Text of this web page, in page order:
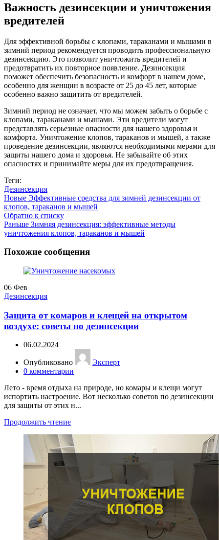
Важность дезинсекции и уничтожения
вредителей
Для эффективной борьбы с клопами, тараканами и мышами в
зимний период рекомендуется проводить профессиональную
дезинсекцию. Это позволит уничтожить вредителей и
предотвратить их повторное появление. Дезинсекция
поможет обеспечить безопасность и комфорт в нашем доме,
особенно для женщин в возрасте от 25 до 45 лет, которые
особенно важно защитить от вредителей.
Зимний период не означает, что мы можем забыть о борьбе с
клопами, тараканами и мышами. Эти вредители могут
представлять серьезные опасности для нашего здоровья и
комфорта. Уничтожение клопов, тараканов и мышей, а также
проведение дезинсекции, являются необходимыми мерами для
защиты нашего дома и здоровья. Не забывайте об этих
опасностях и принимайте меры для их предотвращения.
Теги:
Дезинсекция
Новые Эффективные средства для зимней дезинсекции от
клопов, тараканов и мышей
Обратно к списку
Раньше Зимняя дезинсекция: эффективные методы
уничтожения клопов, тараканов и мышей
Похожие сообщения
06 Фев
Дезинсекция
Защита от комаров и клещей на открытом
воздухе: советы по дезинсекции
06.02.2024
Опубликовано
Эксперт
0 комментарии
Лето - время отдыха на природе, но комары и клещи могут
испортить настроение. Вот несколько советов по дезинсекции
для защиты от этих н...
Продолжить чтение